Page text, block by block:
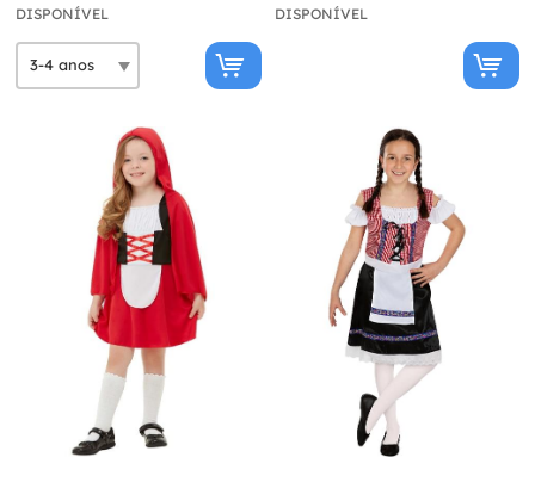
DISPONÍVEL DISPONÍVEL